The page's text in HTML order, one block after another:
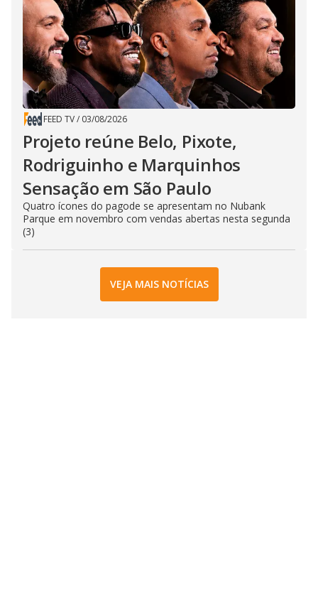
FEED TV/ 03/08/2026
Projeto reúne Belo, Pixote,
Rodriguinho e Marquinhos
Sensação em São Paulo
Quatro ícones do pagode se apresentam no Nubank
Parque em novembro com vendas abertas nesta segunda
(3)
VEJA MAIS NOTÍCIAS